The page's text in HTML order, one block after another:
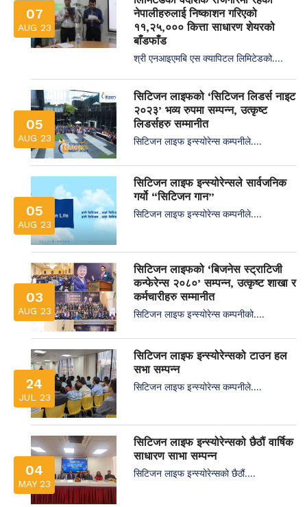
07
AUG 23
नेपालीहरुलाई निष्काशन गरिएको
११,२५,००० कित्ता साधारण शेयरको
बाँडफाँड
श्री एनआइएमबि एस क्यापिटल लिमिटेडको....
05
AUG 23
सिटिजन लाइफको ‘सिटिजन लिडर्स नाइट
२०२३’ भव्य रुपमा सम्पन्न, उत्कृष्ट
लिडर्सहरु सम्मानीत
सिटिजन लाइफ इन्स्योरेन्स कम्पनीले....
05
AUG 23
सिटिजन लाइफ इन्स्योरेन्सले सार्वजनिक
गर्यो “सिटिजन गान”
सिटिजन लाइफ इन्स्योरेन्स कम्पनीले....
03
AUG 23
सिटिजन लाइफको ‘बिजनेस स्ट्राटिजी
कन्फेरेन्स २०८०’ सम्पन्न, उत्कृष्ट शाखा र
कर्मचारीहरु सम्मानीत
सिटिजन लाइफ इन्स्योरेन्स कम्पनीको....
24
JUL 23
सिटिजन लाइफ इन्स्योरेन्सको टाउन हल
सभा सम्पन्न
सिटिजन लाइफ इन्स्योरेन्स कम्पनीले....
04
MAY 23
सिटिजन लाइफ इन्स्योरेन्सको छैठौं वार्षिक
साधारण साभा सम्पन्न
सिटिजन लाइफ इन्स्योरेन्सको छैठौं....